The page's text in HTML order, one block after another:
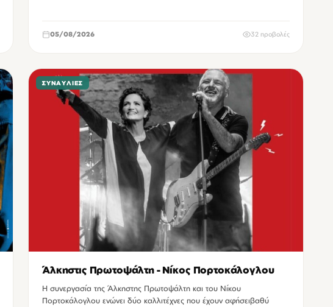
05/08/2026 32 προβολές
ΣΥΝΑΥΛΊΕΣ
Άλκηστις Πρωτοψάλτη - Νίκος Πορτοκάλογλου
Η συνεργασία της Άλκηστης Πρωτοψάλτη και του Νίκου
Πορτοκάλογλου ενώνει δύο καλλιτέχνες που έχουν αφήσειβαθύ